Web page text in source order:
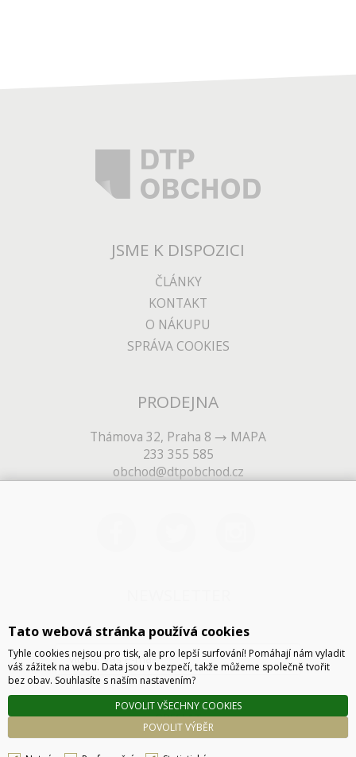
JSME K DISPOZICI
ČLÁNKY
KONTAKT
O NÁKUPU
SPRÁVA COOKIES
PRODEJNA
Thámova 32, Praha 8
MAPA
233 355 585
obchod@dtpobchod.cz
ODESLAT
Tato webová stránka používá cookies
Tyhle cookies nejsou pro tisk, ale pro lepší surfování! Pomáhají nám vyladit
váš zážitek na webu. Data jsou v bezpečí, takže můžeme společně tvořit
bez obav. Souhlasíte s naším nastavením?
POVOLIT VÝBĚR
POVOLIT VŠECHNY COOKIES